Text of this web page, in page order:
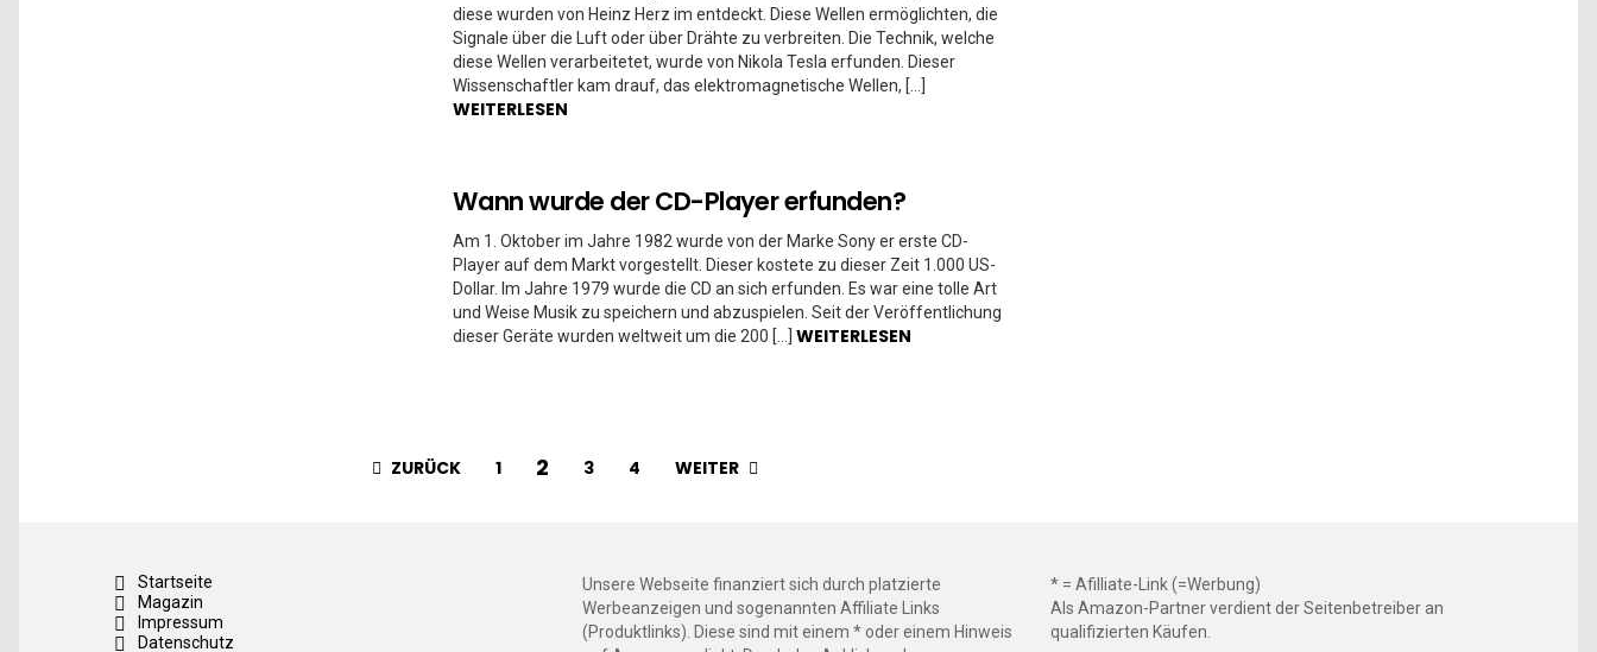
diese wurden von Heinz Herz im entdeckt. Diese Wellen ermöglichten, die
Signale über die Luft oder über Drähte zu verbreiten. Die Technik, welche
diese Wellen verarbeitetet, wurde von Nikola Tesla erfunden. Dieser
Wissenschaftler kam drauf, das elektromagnetische Wellen, […]
WEITERLESEN
Wann wurde der CD-Player erfunden?
Am 1. Oktober im Jahre 1982 wurde von der Marke Sony er erste CD-
Player auf dem Markt vorgestellt. Dieser kostete zu dieser Zeit 1.000 US-
Dollar. Im Jahre 1979 wurde die CD an sich erfunden. Es war eine tolle Art
und Weise Musik zu speichern und abzuspielen. Seit der Veröffentlichung
dieser Geräte wurden weltweit um die 200 […] WEITERLESEN
ZURÜCK 1 2 3 4 WEITER
Startseite
Magazin
Impressum
Datenschutz
Unsere Webseite finanziert sich durch platzierte
Werbeanzeigen und sogenannten Affiliate Links
(Produktlinks). Diese sind mit einem * oder einem Hinweis
* = Afilliate-Link (=Werbung)
Als Amazon-Partner verdient der Seitenbetreiber an
qualifizierten Käufen.